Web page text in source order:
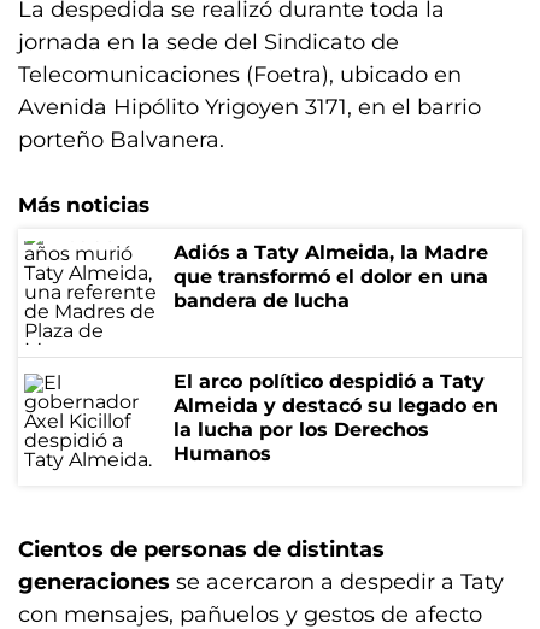
La despedida se realizó durante toda la
jornada en la sede del Sindicato de
Telecomunicaciones (Foetra), ubicado en
Avenida Hipólito Yrigoyen 3171, en el barrio
porteño Balvanera.
Más noticias
Adiós a Taty Almeida, la Madre
que transformó el dolor en una
bandera de lucha
El arco político despidió a Taty
Almeida y destacó su legado en
la lucha por los Derechos
Humanos
Cientos de personas de distintas
generaciones se acercaron a despedir a Taty
con mensajes, pañuelos y gestos de afecto